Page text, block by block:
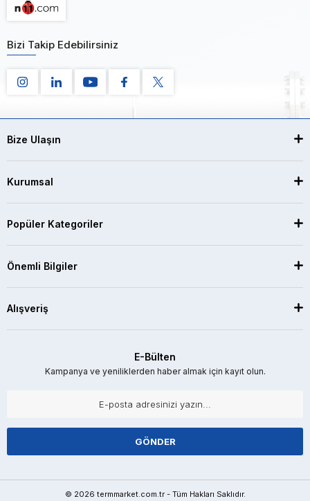
Bizi Takip Edebilirsiniz
Bize Ulaşın
Kurumsal
Popüler Kategoriler
Önemli Bilgiler
Alışveriş
E-Bülten
Kampanya ve yeniliklerden haber almak için kayıt olun.
GÖNDER
© 2026 termmarket.com.tr - Tüm Hakları Saklıdır.